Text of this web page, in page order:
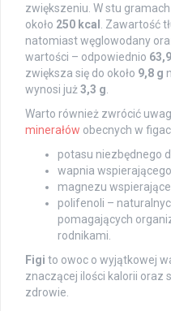
zwiększeniu. W stu
około 250 kcal . Zawartość
natomiast węglowodany
wartości – odpowiednio
zwiększa się do około 9,8 g
wynosi już 3,3 g
Warto również zwrócić
minerałów obecnych w
potasu niezbędnego
wapnia
magnezu
polifenoli –
pomagających
rodnikami.
Figi to owoc o wyjątkowej
znaczącej ilości kalorii oraz
zdrowie.